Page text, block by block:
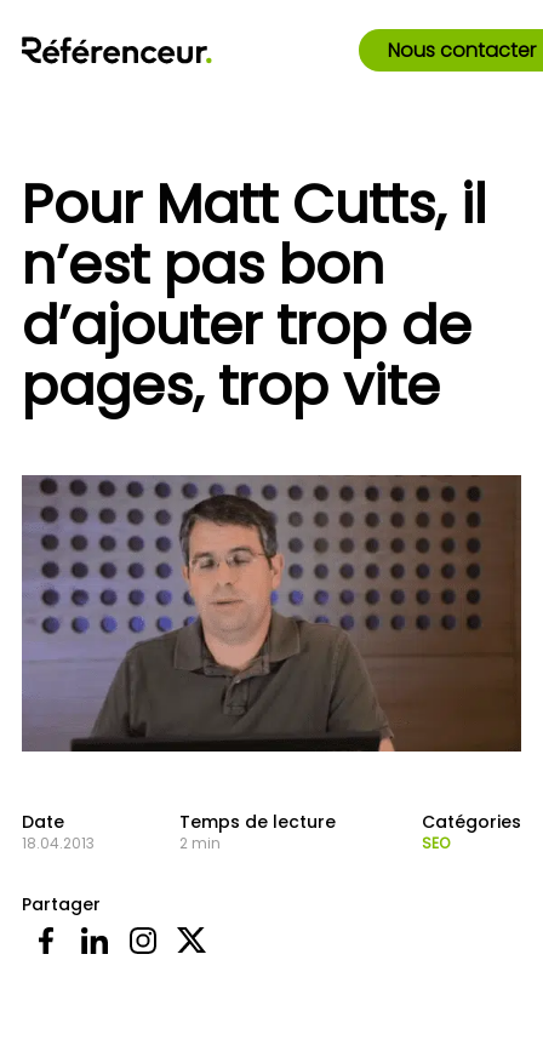
Nous contacter
Pour Matt Cutts, il
n’est pas bon
d’ajouter trop de
pages, trop vite
Date
18.04.2013
Temps de lecture
2 min
Catégories
SEO
Partager